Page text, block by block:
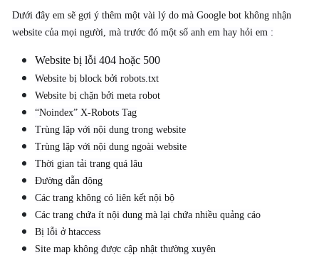
Dưới đây em sẽ gợi ý thêm một vài lý do mà Google bot không nhận
website của mọi người, mà trước đó một số anh em hay hỏi em :
Website bị lỗi 404 hoặc 500
Website bị block bởi robots.txt
Website bị chặn bởi meta robot
“Noindex” X-Robots Tag
Trùng lặp với nội dung trong website
Trùng lặp với nội dung ngoài website
Thời gian tải trang quá lâu
Đường dẫn động
Các trang không có liên kết nội bộ
Các trang chứa ít nội dung mà lại chứa nhiều quảng cáo
Bị lỗi ở htaccess
Site map không được cập nhật thường xuyên